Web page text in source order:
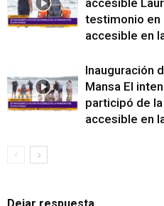
accesible
testimonio en
accesible en
Inauguración
Mansa El
participó de
accesible en